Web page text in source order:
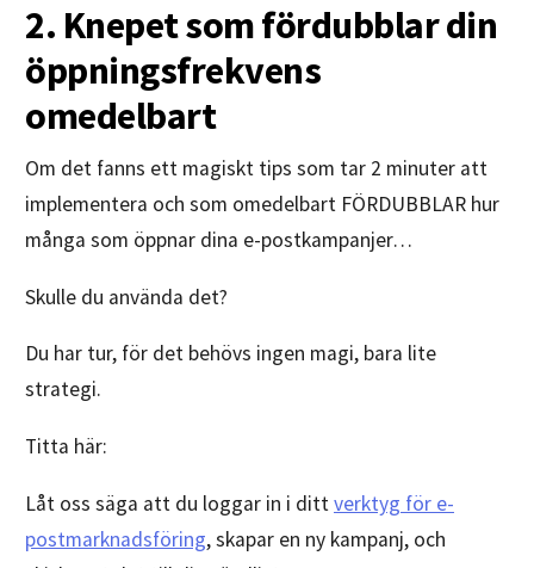
2. Knepet som fördubblar din
öppningsfrekvens
omedelbart
Om det fanns ett magiskt tips som tar 2 minuter att
implementera och som omedelbart FÖRDUBBLAR hur
många som öppnar dina e-postkampanjer…
Skulle du använda det?
Du har tur, för det behövs ingen magi, bara lite
strategi.
Titta här:
Låt oss säga att du loggar in i dittverktyg för e-
postmarknadsföring, skapar en ny kampanj, och